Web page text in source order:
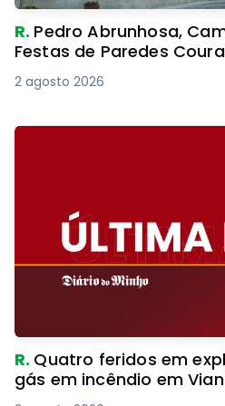
R. Pedro Abrunhosa,
Festas de Paredes Coura
2 agosto 2026
R. Quatro feridos em
gás em incêndio em